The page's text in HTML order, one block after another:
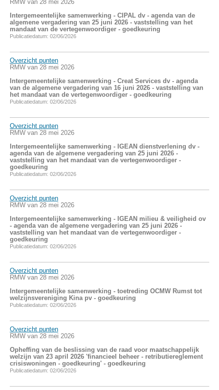
RMW van 28 mei 2026
Intergemeentelijke samenwerking - CIPAL dv - agenda van de
algemene vergadering van 25 juni 2026 - vaststelling van het
mandaat van de vertegenwoordiger - goedkeuring
Publicatiedatum: 02/06/2026
Overzicht punten
RMW van 28 mei 2026
Intergemeentelijke samenwerking - Creat Services dv - agenda
van de algemene vergadering van 16 juni 2026 - vaststelling van
het mandaat van de vertegenwoordiger - goedkeuring
Publicatiedatum: 02/06/2026
Overzicht punten
RMW van 28 mei 2026
Intergemeentelijke samenwerking - IGEAN dienstverlening dv -
agenda van de algemene vergadering van 25 juni 2026 -
vaststelling van het mandaat van de vertegenwoordiger -
goedkeuring
Publicatiedatum: 02/06/2026
Overzicht punten
RMW van 28 mei 2026
Intergemeentelijke samenwerking - IGEAN milieu & veiligheid ov
- agenda van de algemene vergadering van 25 juni 2026 -
vaststelling van het mandaat van de vertegenwoordiger -
goedkeuring
Publicatiedatum: 02/06/2026
Overzicht punten
RMW van 28 mei 2026
Intergemeentelijke samenwerking - toetreding OCMW Rumst tot
welzijnsvereniging Kina pv - goedkeuring
Publicatiedatum: 02/06/2026
Overzicht punten
RMW van 28 mei 2026
Opheffing van de beslissing van de raad voor maatschappelijk
welzijn van 23 april 2026 'financieel beheer - retributiereglement
crisiswoningen - goedkeuring' - goedkeuring
Publicatiedatum: 02/06/2026